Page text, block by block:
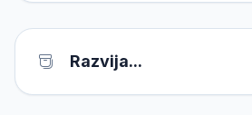
Razvija...